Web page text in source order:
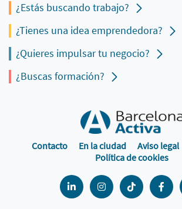
¿Estás buscando trabajo?
¿Tienes una idea emprendedora?
¿Quieres impulsar tu negocio?
¿Buscas formación?
Contacto En la ciudad Aviso legal
Política de cookies